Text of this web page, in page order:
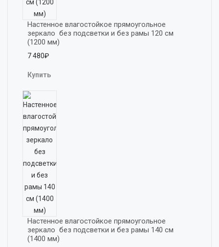
Настенное влагостойкое прямоугольное
зеркало  без подсветки и без рамы 120 см
(1200 мм)
7 480₽
Купить
Настенное влагостойкое прямоугольное
зеркало  без подсветки и без рамы 140 см
(1400 мм)